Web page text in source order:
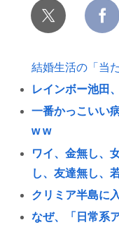
結婚生活の「当
レインボー池田
一番かっこいい
w w
ワイ、金無し、
し、友達無し、
クリミア半島に
なぜ、「日常系